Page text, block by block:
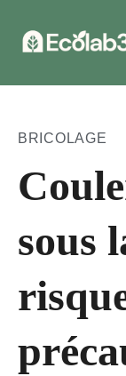
BRICOLAGE
sous